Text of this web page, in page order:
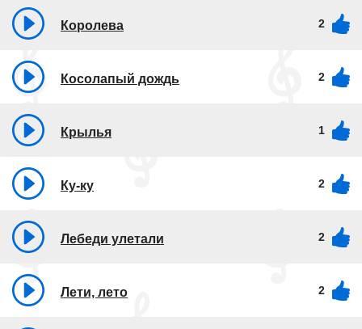
Королева 2
Косолапый дождь 2
Крылья 1
Ку-ку 2
Лебеди улетали 2
Лети, лето 2